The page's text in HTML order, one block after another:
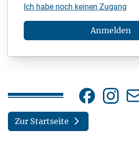
Ich habe noch keinen Zugang
Anmelden
Zur Startseite